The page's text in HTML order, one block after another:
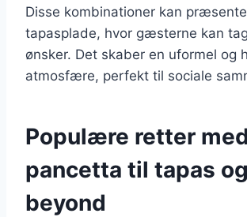
Disse kombinationer kan
tapasplade, hvor gæsterne kan
ønsker. Det skaber en uformel og
atmosfære, perfekt til sociale
Populære retter med
pancetta til tapas og
beyond